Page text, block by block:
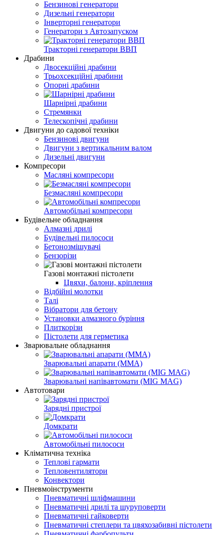
Бензинові генератори
Дизельні генератори
Інверторні генератори
Генератори з Автозапуском
Тракторні генератори ВВП
Драбини
Двосекційні драбини
Трьохсекційні драбини
Опорні драбини
Шарнірні драбини
Стремянки
Телескопічні драбини
Двигуни до садової техніки
Бензинові двигуни
Двигуни з вертикальним валом
Дизельні двигуни
Компресори
Масляні компресори
Безмасляні компресори
Автомобільні компресори
Будівельне обладнання
Алмазні дрилі
Будівельні пилососи
Бетонозмішувачі
Бензорізи
Газові монтажні пістолети
Цвяхи, балони, кріплення
Відбійні молотки
Талі
Вібратори для бетону
Установки алмазного буріння
Плиткорізи
Пістолети для герметика
Зварювальне обладнання
Зварювальні апарати (MMA)
Зварювальні напівавтомати (MIG MAG)
Автотовари
Зарядні пристрої
Домкрати
Автомобільні пилососи
Кліматична техніка
Теплові гармати
Тепловентилятори
Конвектори
Пневмоінструменти
Пневматичні шліфмашини
Пневматичні дрилі та шуруповерти
Пневматичні гайковерти
Пневматичні степлери та цвяхозабивні пістолети